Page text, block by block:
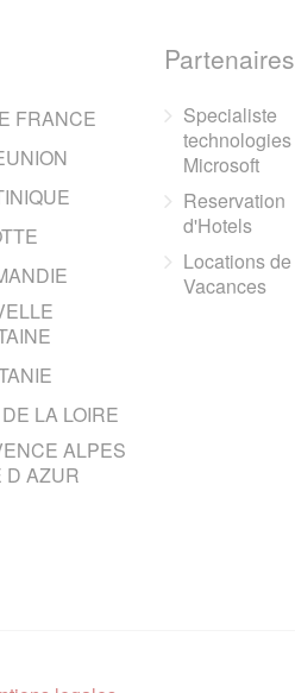
FRANCE
LA LOIRE
ALPES
D AZUR
Partenaires
Specialiste
technologies
Microsoft
Reservation
d'Hotels
Locations de
Vacances